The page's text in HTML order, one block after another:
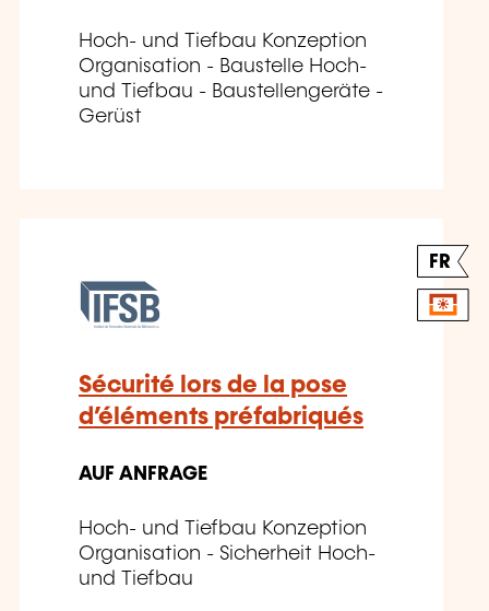
Hoch- und Tiefbau Konzeption
Organisation - Baustelle Hoch-
und Tiefbau - Baustellengeräte -
Gerüst
FR
Sécurité lors de la pose
d’éléments préfabriqués
AUF ANFRAGE
Hoch- und Tiefbau Konzeption
Organisation - Sicherheit Hoch-
und Tiefbau